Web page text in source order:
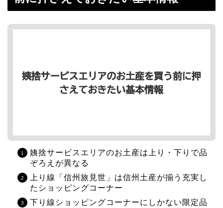
姨捨サービスエリアのお土産は上り・下りで品
ぞろえが異なる
上り線「信州旅見世」は信州土産が揃う充実し
たショッピングコーナー
下り線ショッピングコーナーにしかない限定品